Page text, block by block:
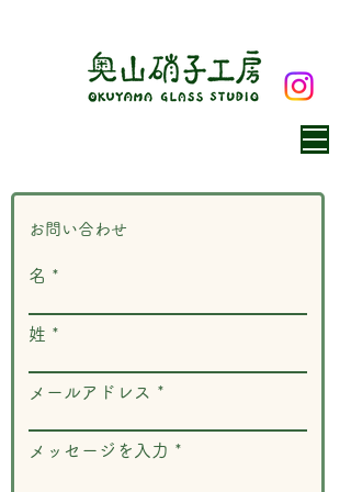
お問い合わせ
名
姓
メールアドレス
メッセージを入力